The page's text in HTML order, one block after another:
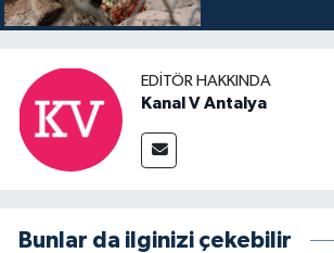
EDITÖR HAKKINDA
Kanal V Antalya
Bunlar da ilginizi çekebilir